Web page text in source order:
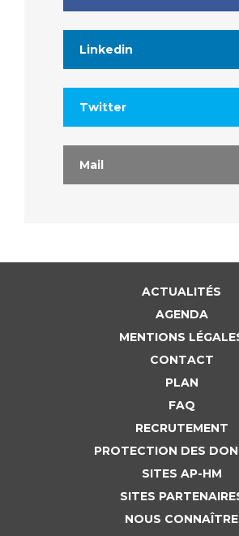
Sécurité
Lieu de santé sans tabac
Linkedin
Twitter
Mail
ACTUALITÉS
AGENDA
MENTIONS
CONTACT
PLAN
FAQ
RECRUTEMENT
PROTECTION DES
SITES AP-HM
SITES
NOUS CONNAÎTRE